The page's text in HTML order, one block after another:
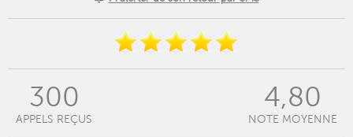
300
APPELS REÇUS
4,80
NOTE MOYENNE